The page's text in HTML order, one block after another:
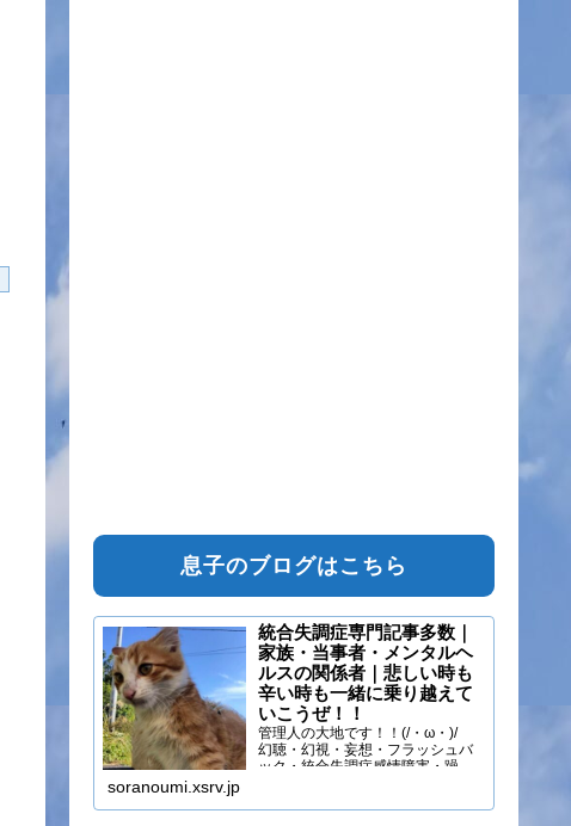
息子のブログはこちら
統合失調症専門記事多数｜
家族・当事者・メンタルヘ
ルスの関係者｜悲しい時も
辛い時も一緒に乗り越えて
いこうぜ！！
管理人の大地です！！(/・ω・)/
幻聴・幻視・妄想・フラッシュバ
ック・統合失調症感情障害・躁う
soranoumi.xsrv.jp